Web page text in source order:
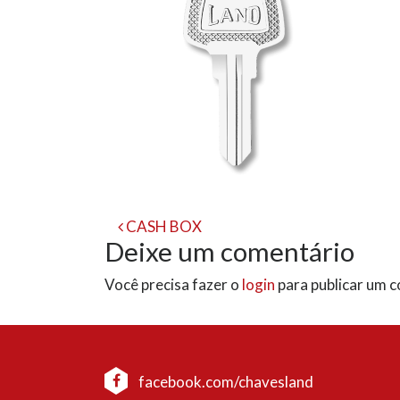
Navegação
de
post
CASH BOX
Deixe um comentário
Você precisa fazer o login para publicar um
facebook.com/chavesland